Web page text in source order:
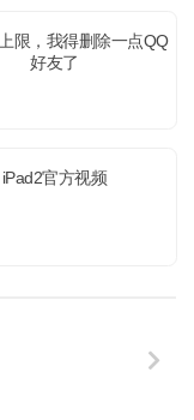
限，我得删除一点QQ
好友了
iPad2官方视频